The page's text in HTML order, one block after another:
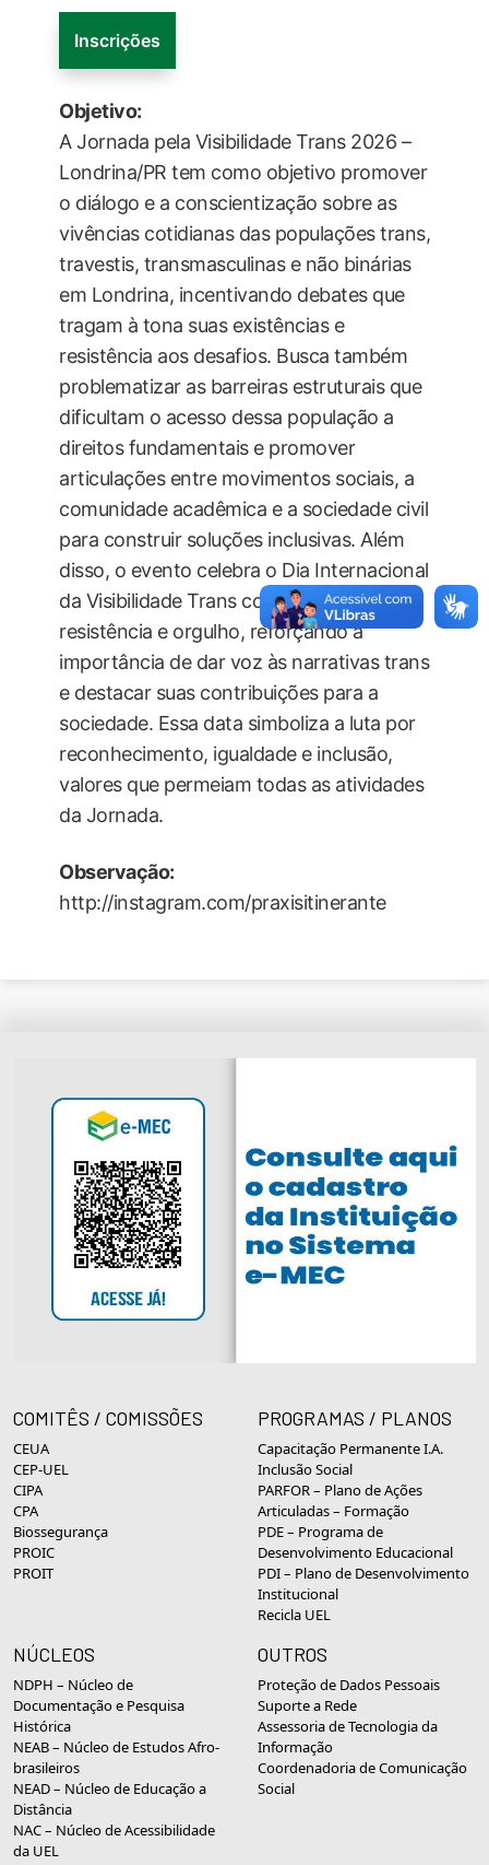
Inscrições
Objetivo:
A Jornada pela Visibilidade Trans 2026 –
Londrina/PR tem como objetivo promover
o diálogo e a conscientização sobre as
vivências cotidianas das populações trans,
travestis, transmasculinas e não binárias
em Londrina, incentivando debates que
tragam à tona suas existências e
resistência aos desafios. Busca também
problematizar as barreiras estruturais que
dificultam o acesso dessa população a
direitos fundamentais e promover
articulações entre movimentos sociais, a
comunidade acadêmica e a sociedade civil
para construir soluções inclusivas. Além
disso, o evento celebra o Dia Internacional
da Visibilidade Trans como um marco de
resistência e orgulho, reforçando a
importância de dar voz às narrativas trans
e destacar suas contribuições para a
sociedade. Essa data simboliza a luta por
reconhecimento, igualdade e inclusão,
valores que permeiam todas as atividades
da Jornada.
Observação:
http://instagram.com/praxisitinerante
COMITÊS / COMISSÕES
CEUA
CEP-UEL
CIPA
CPA
Biossegurança
PROIC
PROIT
PROGRAMAS / PLANOS
Capacitação Permanente I.A.
Inclusão Social
PARFOR – Plano de Ações
Articuladas – Formação
PDE – Programa de
Desenvolvimento Educacional
PDI – Plano de Desenvolvimento
Institucional
Recicla UEL
NÚCLEOS
NDPH – Núcleo de
Documentação e Pesquisa
Histórica
NEAB – Núcleo de Estudos Afro-
brasileiros
NEAD – Núcleo de Educação a
Distância
NAC – Núcleo de Acessibilidade
da UEL
OUTROS
Proteção de Dados Pessoais
Suporte a Rede
Assessoria de Tecnologia da
Informação
Coordenadoria de Comunicação
Social